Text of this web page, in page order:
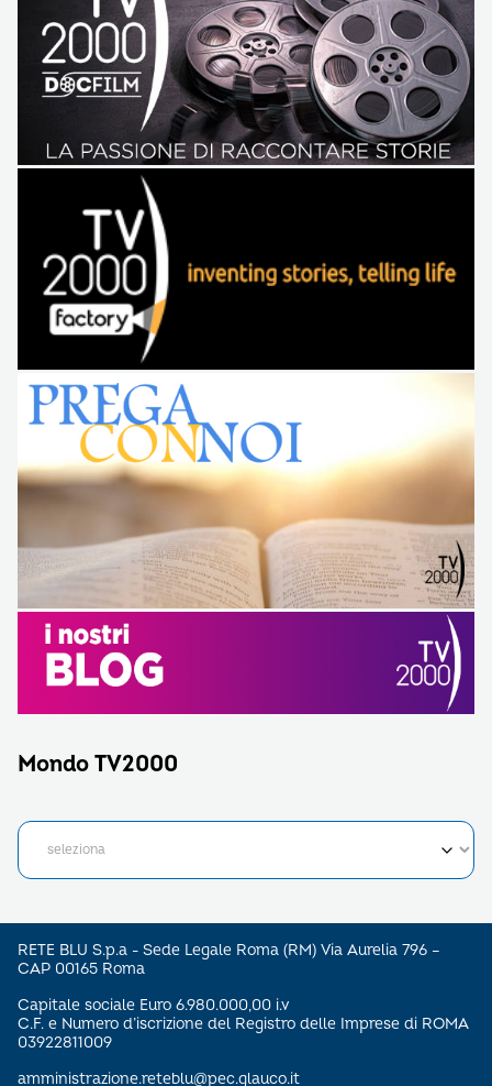
Mondo TV2000
RETE BLU S.p.a - Sede Legale Roma (RM) Via Aurelia 796 –
CAP 00165 Roma
Capitale sociale Euro 6.980.000,00 i.v
C.F. e Numero d’iscrizione del Registro delle Imprese di ROMA
03922811009
amministrazione.reteblu@pec.glauco.it